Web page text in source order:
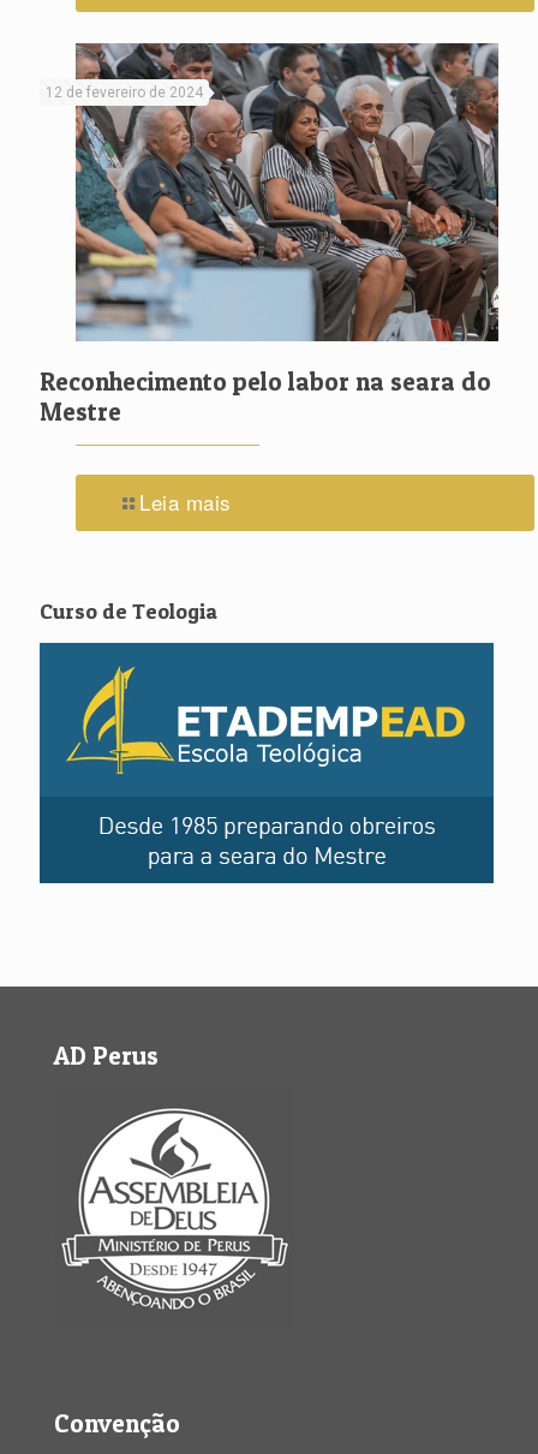
12 de fevereiro de 2024
Reconhecimento pelo labor na seara do
Mestre
Leia mais
Curso de Teologia
AD Perus
Convenção